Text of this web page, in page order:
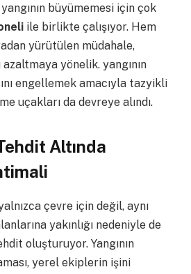
büyümemesi için çok
ile birlikte çalışıyor. Hem
yürütülen müdahale,
azaltmaya yönelik. yangının
engellemek amacıyla tazyikli
uçakları da devreye alındı.
Altında
çevre için değil, aynı
yakınlığı nedeniyle de
oluşturuyor. Yangının
yerel ekiplerin işini